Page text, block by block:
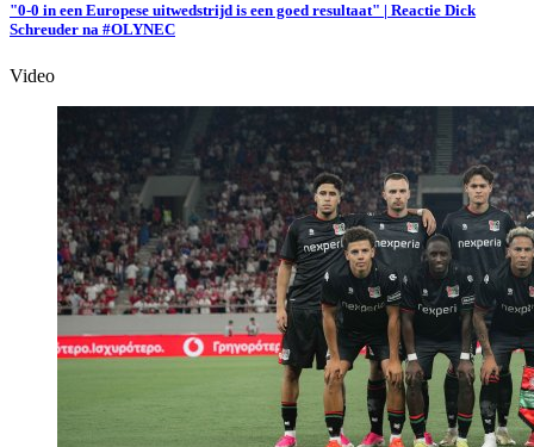
"0-0 in een Europese uitwedstrijd is een goed resultaat" | Reactie Dick
Schreuder na #OLYNEC
Video